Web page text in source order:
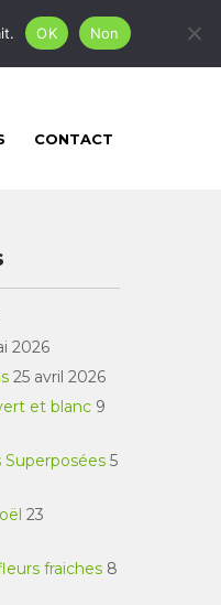
CONTACT
2026
25 avril 2026
et blanc 9
5
23
fraiches 8
OK Non